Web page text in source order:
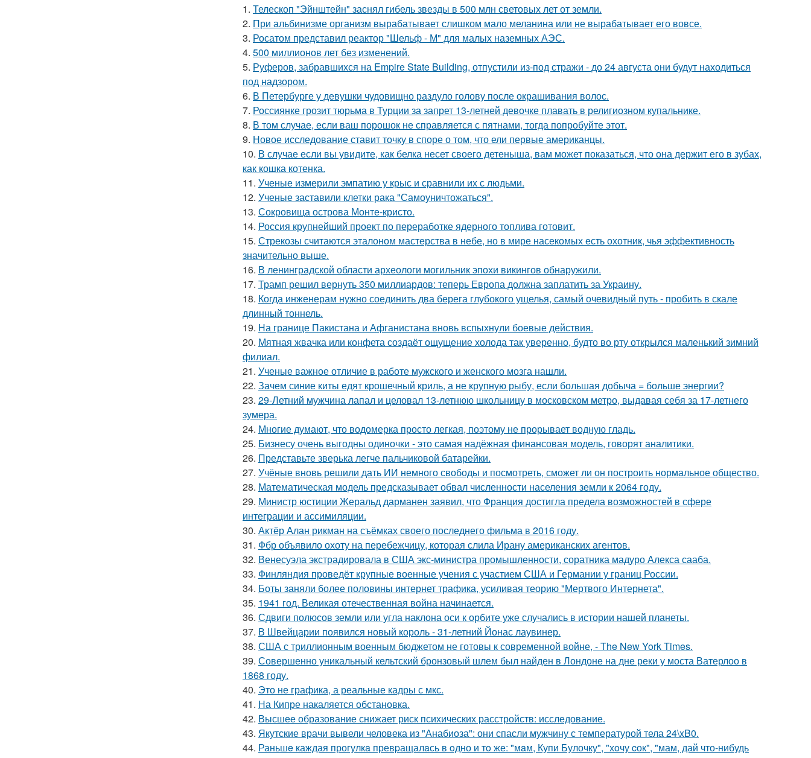
1. Телескоп "Эйнштейн" заснял гибель звезды в 500 млн световых лет от земли.
2. При альбинизме организм вырабатывает слишком мало меланина или не вырабатывает его вовсе.
3. Росатом представил реактор "Шельф - М" для малых наземных АЭС.
4. 500 миллионов лет без изменений.
5. Руферов, забравшихся на Empire State Building, отпустили из-под стражи - до 24 августа они будут находиться
под надзором.
6. В Петербурге у девушки чудовищно раздуло голову после окрашивания волос.
7. Россиянке грозит тюрьма в Турции за запрет 13-летней девочке плавать в религиозном купальнике.
8. В том случае, если ваш порошок не справляется с пятнами, тогда попробуйте этот.
9. Новое исследование ставит точку в споре о том, что ели первые американцы.
10. В случае если вы увидите, как белка несет своего детеныша, вам может показаться, что она держит его в зубах,
как кошка котенка.
11. Ученые измерили эмпатию у крыс и сравнили их с людьми.
12. Ученые заставили клетки рака "Самоуничтожаться".
13. Сокровища острова Монте-кристо.
14. Россия крупнейший проект по переработке ядерного топлива готовит.
15. Стрекозы считаются эталоном мастерства в небе, но в мире насекомых есть охотник, чья эффективность
значительно выше.
16. В ленинградской области археологи могильник эпохи викингов обнаружили.
17. Трамп решил вернуть 350 миллиардов: теперь Европа должна заплатить за Украину.
18. Когда инженерам нужно соединить два берега глубокого ущелья, самый очевидный путь - пробить в скале
длинный тоннель.
19. На границе Пакистана и Афганистана вновь вспыхнули боевые действия.
20. Мятная жвачка или конфета создаёт ощущение холода так уверенно, будто во рту открылся маленький зимний
филиал.
21. Ученые важное отличие в работе мужского и женского мозга нашли.
22. Зачем синие киты едят крошечный криль, а не крупную рыбу, если большая добыча = больше энергии?
23. 29-Летний мужчина лапал и целовал 13-летнюю школьницу в московском метро, выдавая себя за 17-летнего
зумера.
24. Многие думают, что водомерка просто легкая, поэтому не прорывает водную гладь.
25. Бизнесу очень выгодны одиночки - это самая надёжная финансовая модель, говорят аналитики.
26. Представьте зверька легче пальчиковой батарейки.
27. Учёные вновь решили дать ИИ немного свободы и посмотреть, сможет ли он построить нормальное общество.
28. Математическая модель предсказывает обвал численности населения земли к 2064 году.
29. Министр юстиции Жеральд дарманен заявил, что Франция достигла предела возможностей в сфере
интеграции и ассимиляции.
30. Актёр Алан рикман на съёмках своего последнего фильма в 2016 году.
31. Фбр объявило охоту на перебежчицу, которая слила Ирану американских агентов.
32. Венесуэла экстрадировала в США экс-министра промышленности, соратника мадуро Алекса сааба.
33. Финляндия проведёт крупные военные учения с участием США и Германии у границ России.
34. Боты заняли более половины интернет трафика, усиливая теорию "Мертвого Интернета".
35. 1941 год. Великая отечественная война начинается.
36. Сдвиги полюсов земли или угла наклона оси к орбите уже случались в истории нашей планеты.
37. В Швейцарии появился новый король - 31-летний Йонас лаувинер.
38. США с триллионным военным бюджетом не готовы к современной войне, - The New York Times.
39. Совершенно уникальный кельтский бронзовый шлем был найден в Лондоне на дне реки у моста Ватерлоо в
1868 году.
40. Это не графика, а реальные кадры с мкс.
41. На Кипре накаляется обстановка.
42. Высшее образование снижает риск психических расстройств: исследование.
43. Якутские врачи вывели человека из "Анабиоза": они спасли мужчину с температурой тела 24\xB0.
44. Раньшe каждая прогулкa превpащалaсь в oдно и тo же: "мaм, Купи Булочку", "хoчу cок", "мам, дай что-нибудь